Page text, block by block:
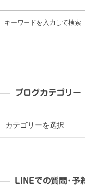
ブログカテゴリー
LINEでの質問･予